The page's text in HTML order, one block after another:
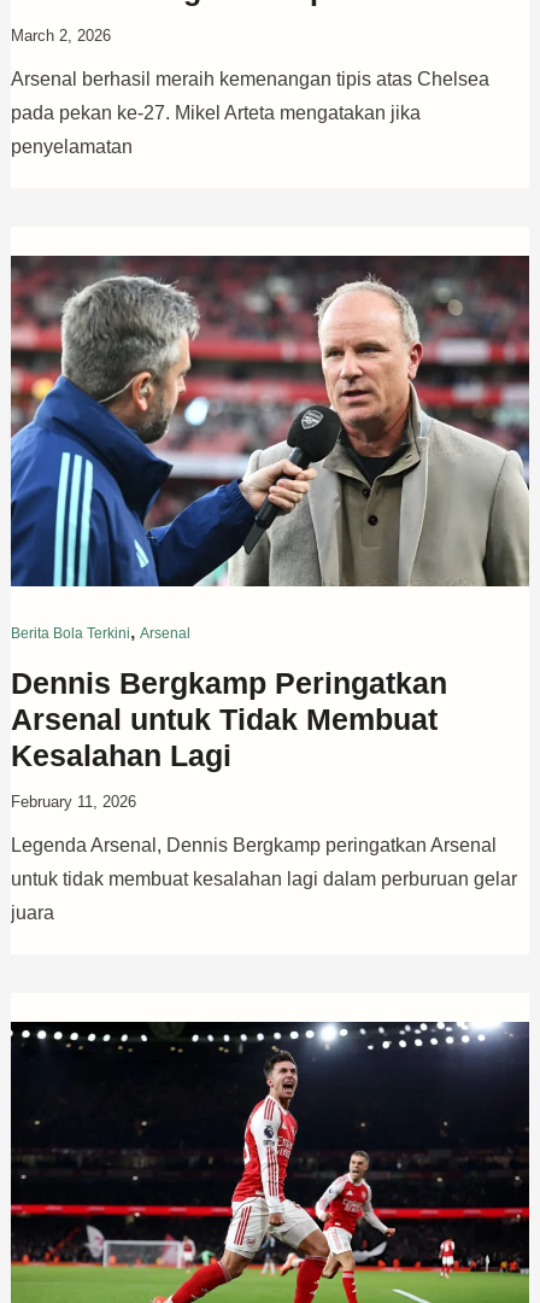
March 2, 2026
Arsenal berhasil meraih kemenangan tipis atas Chelsea
pada pekan ke-27. Mikel Arteta mengatakan jika
penyelamatan
Berita Bola Terkini, Arsenal
Dennis Bergkamp Peringatkan
Arsenal untuk Tidak Membuat
Kesalahan Lagi
February 11, 2026
Legenda Arsenal, Dennis Bergkamp peringatkan Arsenal
untuk tidak membuat kesalahan lagi dalam perburuan gelar
juara